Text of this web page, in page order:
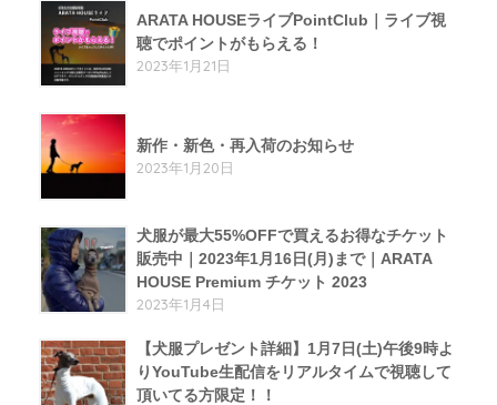
ARATA HOUSEライブPointClub｜ライブ視
聴でポイントがもらえる！
2023年1月21日
新作・新色・再入荷のお知らせ
2023年1月20日
犬服が最大55%OFFで買えるお得なチケット
販売中｜2023年1月16日(月)まで｜ARATA
HOUSE Premium チケット 2023
2023年1月4日
【犬服プレゼント詳細】1月7日(土)午後9時よ
りYouTube生配信をリアルタイムで視聴して
頂いてる方限定！！